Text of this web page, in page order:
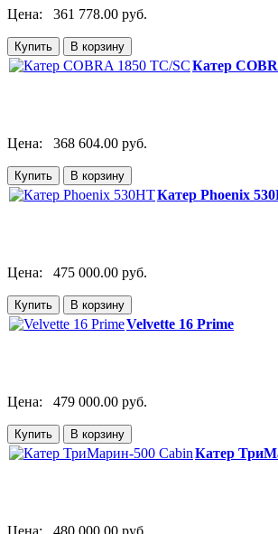
Цена: 361 778.00 руб.
Катер
Цена: 368 604.00 руб.
Катер Phoenix
Цена: 475 000.00 руб.
Velvette 16 Prime
Цена: 479 000.00 руб.
Катер
Цена: 480 000.00 руб.